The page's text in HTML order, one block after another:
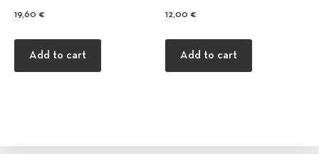
19,60 €
Add to cart
12,00 €
Add to cart